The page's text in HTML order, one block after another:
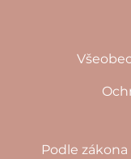
Podle